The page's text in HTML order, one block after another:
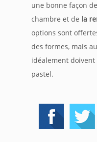
une bonne façon
chambre et de la
options sont
des formes, mais
idéalement
pastel.